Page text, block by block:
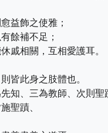
益飾之使雅；
餘補不足；
戚相關，互相愛護耳。
皆此身之肢體也。
知、三為教師、次則
聖蹟、